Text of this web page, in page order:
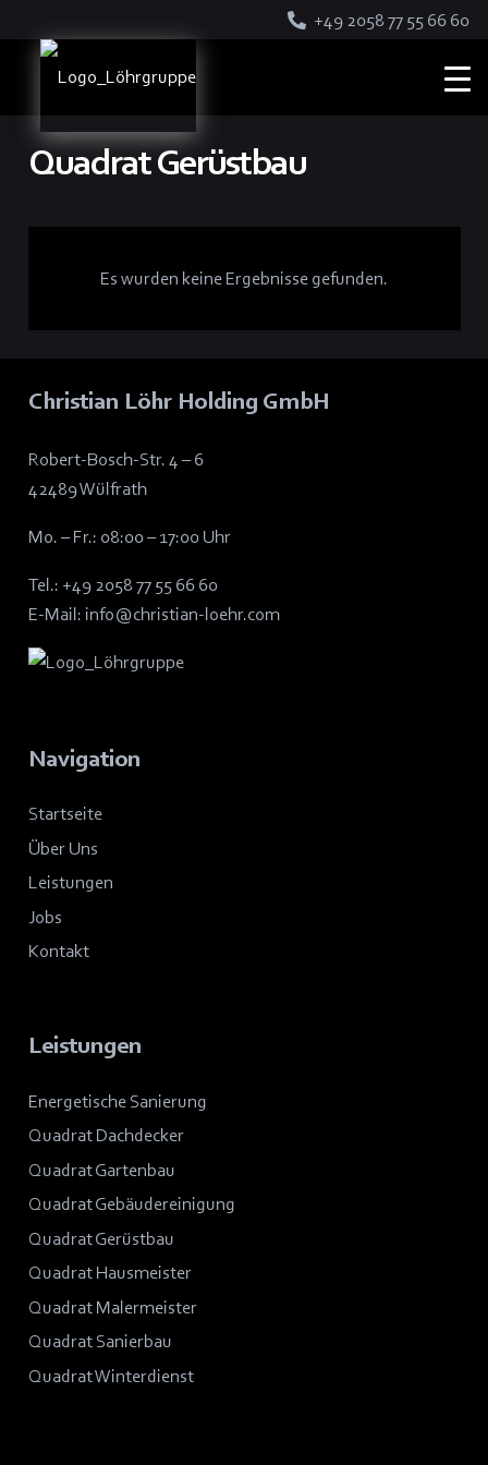
+49 2058 77 55 66 60
Quadrat Gerüstbau
Es wurden keine Ergebnisse gefunden.
Christian Löhr Holding GmbH
Robert-Bosch-Str. 4 – 6
42489 Wülfrath
Mo. – Fr.: 08:00 – 17:00 Uhr
Tel.: +49 2058 77 55 66 60
E-Mail: info@christian-loehr.com
Navigation
Startseite
Über Uns
Leistungen
Jobs
Kontakt
Leistungen
Energetische Sanierung
Quadrat Dachdecker
Quadrat Gartenbau
Quadrat Gebäudereinigung
Quadrat Gerüstbau
Quadrat Hausmeister
Quadrat Malermeister
Quadrat Sanierbau
Quadrat Winterdienst